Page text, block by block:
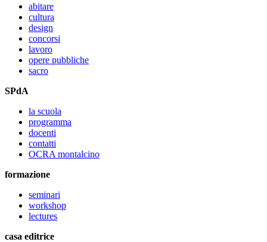
abitare
cultura
design
concorsi
lavoro
opere pubbliche
sacro
SPdA
la scuola
programma
docenti
contatti
OCRA montalcino
formazione
seminari
workshop
lectures
casa editrice